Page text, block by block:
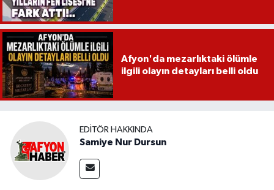
Afyon'da mezarlıktaki ölümle
ilgili olayın detayları belli oldu
EDITÖR HAKKINDA
Samiye Nur Dursun